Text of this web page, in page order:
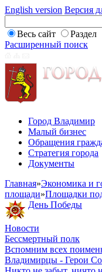
English version Версия
Весь сайт
Раздел
Расширенный поиск
Город Владимир
Малый бизнес
Обращения
Стратегия города
Документы
Главная»Экономика и
площади»Площадки
День Победы
Новости
Бессмертный полк
Вспомним всех
Владимирцы - Герои